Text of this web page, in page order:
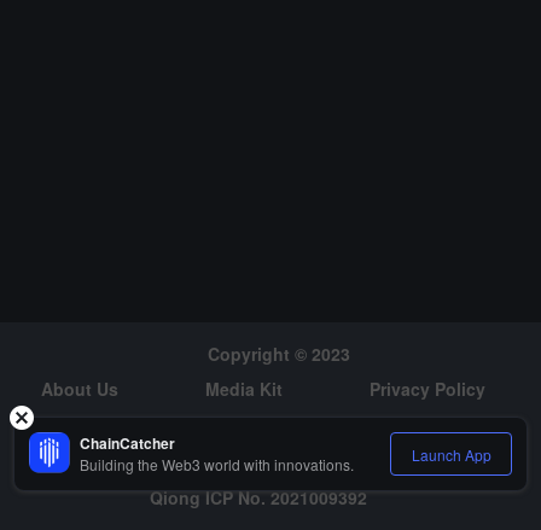
Copyright © 2023
About Us
Media Kit
Privacy Policy
Risk Warning
Hiring
Qiong ICP No. 2021009392
ChainCatcher
Building the Web3 world with innovations. Launch App